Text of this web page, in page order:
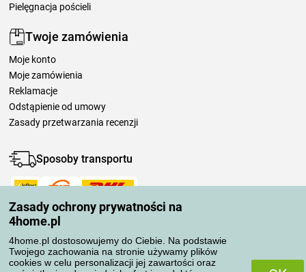
Zasady ochrony prywatności na
4home.pl
4home.pl dostosowujemy do Ciebie. Na podstawie
Twojego zachowania na stronie używamy plików
cookies w celu personalizacji jej zawartości oraz
Pielęgnacja pościeli
Twoje zamówienia
Moje konto
Moje zamówienia
Reklamacje
Odstąpienie od umowy
Zasady przetwarzania recenzji
Sposoby transportu
Metody płatności
Niezawodny sklep